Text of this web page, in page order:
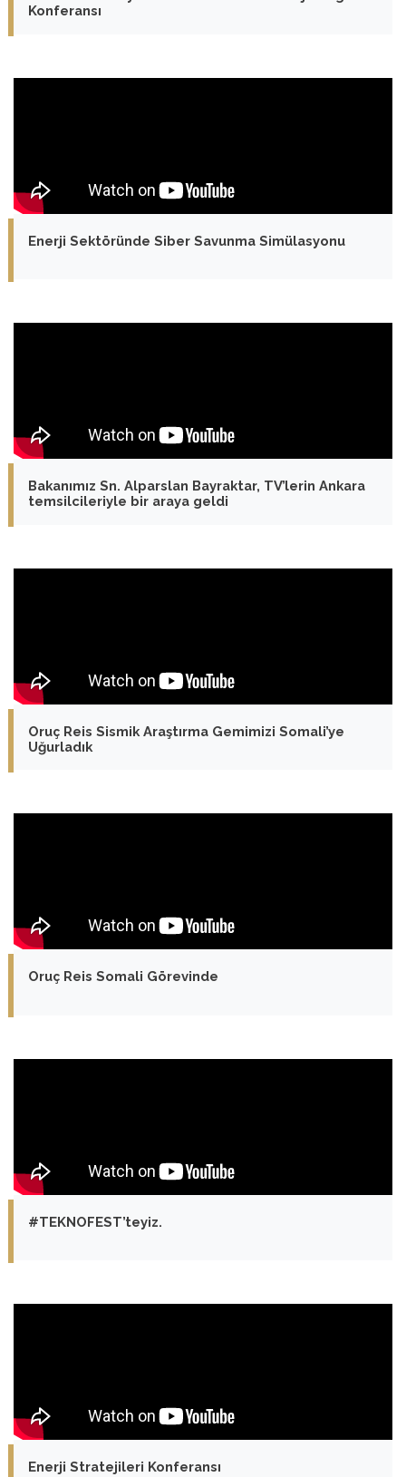
Konferansı
Enerji Sektöründe Siber Savunma Simülasyonu
Bakanımız Sn. Alparslan Bayraktar, TV’lerin Ankara
temsilcileriyle bir araya geldi
Oruç Reis Sismik Araştırma Gemimizi Somali’ye
Uğurladık
Oruç Reis Somali Görevinde
#TEKNOFEST’teyiz.
Enerji Stratejileri Konferansı